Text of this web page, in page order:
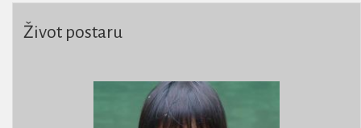
Život postaru